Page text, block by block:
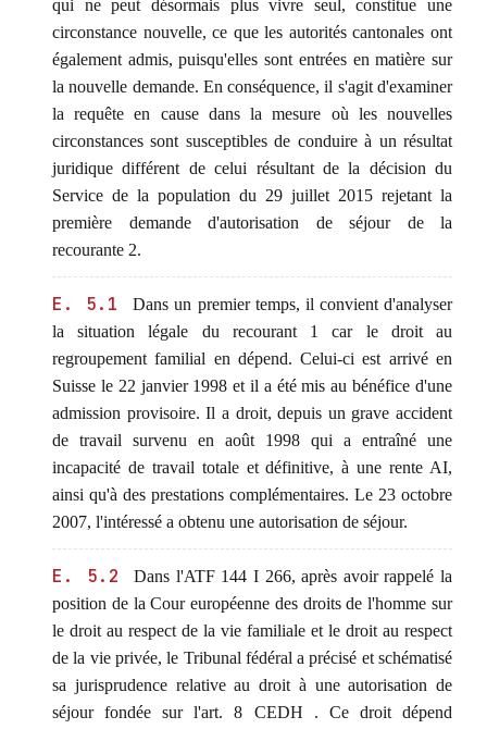
qui ne peut désormais plus vivre seul, constitue une
circonstance nouvelle, ce que les autorités cantonales ont
également admis, puisqu'elles sont entrées en matière sur
la nouvelle demande. En conséquence, il s'agit d'examiner
la requête en cause dans la mesure où les nouvelles
circonstances sont susceptibles de conduire à un résultat
juridique différent de celui résultant de la décision du
Service de la population du 29 juillet 2015 rejetant la
première demande d'autorisation de séjour de la
recourante 2.
E. 5.1
Dans un premier temps, il convient d'analyser
la situation légale du recourant 1 car le droit au
regroupement familial en dépend. Celui-ci est arrivé en
Suisse le 22 janvier 1998 et il a été mis au bénéfice d'une
admission provisoire. Il a droit, depuis un grave accident
de travail survenu en août 1998 qui a entraîné une
incapacité de travail totale et définitive, à une rente AI,
ainsi qu'à des prestations complémentaires. Le 23 octobre
2007, l'intéressé a obtenu une autorisation de séjour.
E. 5.2
Dans l'ATF 144 I 266, après avoir rappelé la
position de la Cour européenne des droits de l'homme sur
le droit au respect de la vie familiale et le droit au respect
de la vie privée, le Tribunal fédéral a précisé et schématisé
sa jurisprudence relative au droit à une autorisation de
séjour fondée sur l'art. 8 CEDH . Ce droit dépend